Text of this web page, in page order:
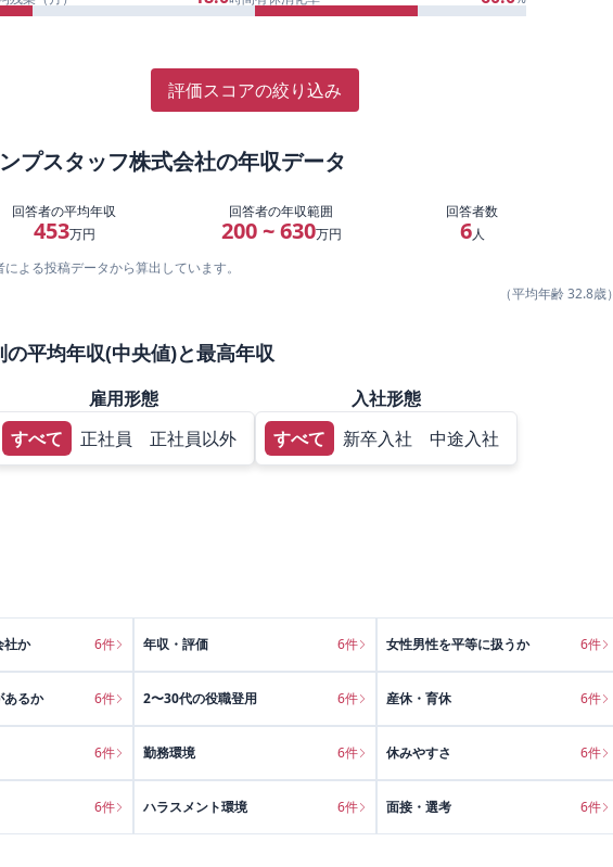
評価スコアの絞り込み
プスタッフ株式会社の年収データ
回答者の平均年収
453万円
回答者の年収範囲
200 ~ 630万円
回答者数
6人
よる投稿データから算出しています。
（平均年齢32.8歳）
の平均年収(中央値)と最高年収
雇用形態
すべて
正社員 正社員以外
入社形態
すべて
新卒入社 中途入社
社か 6件 年収・評価 6件 女性男性を平等に扱うか 6件
あるか 6件 2〜30代の役職登用 6件 産休・育休 6件
6件 勤務環境 6件 休みやすさ 6件
6件 ハラスメント環境 6件 面接・選考 6件